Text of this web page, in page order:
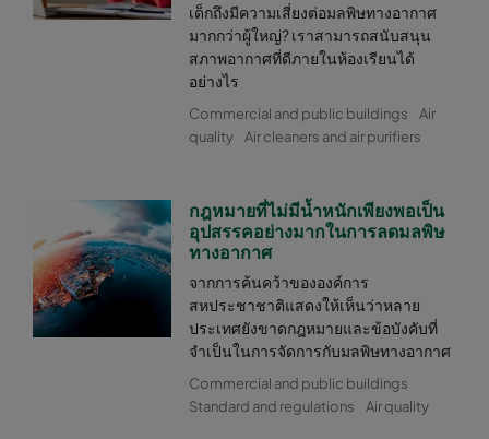
เด็กถึงมีความเสี่ยงต่อมลพิษทางอากาศ
มากกว่าผู้ใหญ่? เราสามารถสนับสนุน
สภาพอากาศที่ดีภายในห้องเรียนได้
อย่างไร
Commercial and public buildings
Air
quality
Air cleaners and air purifiers
กฎหมายที่ไม่มีน้ำหนักเพียงพอเป็น
อุปสรรคอย่างมากในการลดมลพิษ
ทางอากาศ
จากการค้นคว้าขององค์การ
สหประชาชาติแสดงให้เห็นว่าหลาย
ประเทศยังขาดกฎหมายและข้อบังคับที่
จำเป็นในการจัดการกับมลพิษทางอากาศ
Commercial and public buildings
Standard and regulations
Air quality